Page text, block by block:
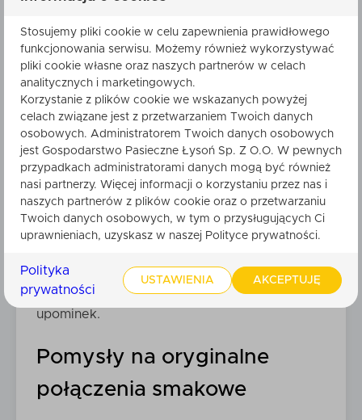
wzbogaci smak wielu potraw. Z powodzeniem
przygotujesz na jego bazie zdrowy napar,
jednak trzeba wiedzieć,jak przygotować
herbatę z miodem, pamiętając, by nie zalewać
go wrzątkiem. Z kolei w gorące dni warto
sprawdzić,jak zrobić lemoniadę z miodem,
która wyśmienicie sprawdza się jako
chłodząca propozycja nanapoje na upały.
Taki miód to także wyśmienity sposób na to,
by urozmaicić klasycznepowidła i musy
używane do naleśników oraz placuszków.
czy jogurtem, a słoiczek własnoręcznie
zrobionego miodu to wspaniały i osobisty
upominek.
Pomysły na oryginalne
połączenia smakowe
Stosujemy pliki cookie w celu zapewnienia prawidłowego
funkcjonowania serwisu. Możemy również wykorzystywać
pliki cookie własne oraz naszych partnerów w celach
analitycznych i marketingowych.
Korzystanie z plików cookie we wskazanych powyżej
celach związane jest z przetwarzaniem Twoich danych
osobowych. Administratorem Twoich danych osobowych
jest Gospodarstwo Pasieczne Łysoń Sp. Z O.O. W pewnych
przypadkach administratorami danych mogą być również
nasi partnerzy. Więcej informacji o korzystaniu przez nas i
naszych partnerów z plików cookie oraz o przetwarzaniu
Twoich danych osobowych, w tym o przysługujących Ci
uprawnieniach, uzyskasz w naszej Polityce prywatności.
Polityka
prywatności
USTAWIENIA AKCEPTUJĘ